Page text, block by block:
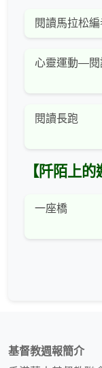
閱讀馬拉松編
心靈運動—閱
閱讀長跑
【阡陌上的
一座橋
基督教週報簡介